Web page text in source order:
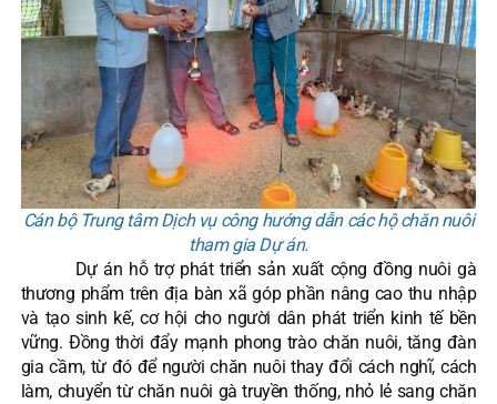
Cán bộ Trung tâm Dịch vụ công hướng dẫn các hộ chăn nuôi
tham gia Dự án.
Dự án hỗ trợ phát triển sản xuất cộng đồng nuôi gà
thương phẩm trên địa bàn xã góp phần nâng cao thu nhập
và tạo sinh kế, cơ hội cho người dân phát triển kinh tế bền
vững. Đồng thời đẩy mạnh phong trào chăn nuôi, tăng đàn
gia cầm, từ đó để người chăn nuôi thay đổi cách nghĩ, cách
làm, chuyển từ chăn nuôi gà truyền thống, nhỏ lẻ sang chăn